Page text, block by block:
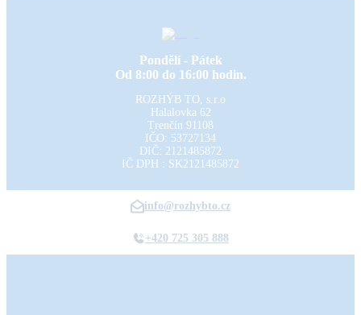
Pondělí - Pátek
Od 8:00 do 16:00 hodin.
ROZHÝB TO, s.r.o
Halalovka 62
Trenčín 91108
IČO: 53727134
DIČ: 2121485872
IČ DPH : SK2121485872
info@rozhybto.cz
+420 725 305 888